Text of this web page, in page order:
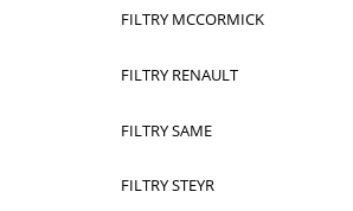
FILTRY MCCORMICK
FILTRY RENAULT
FILTRY SAME
FILTRY STEYR